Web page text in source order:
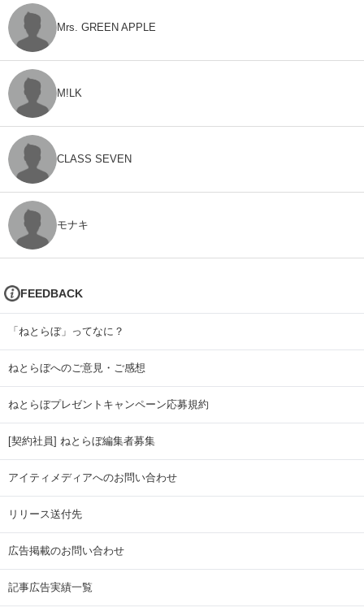
Mrs. GREEN APPLE
M!LK
CLASS SEVEN
モナキ
FEEDBACK
「ねとらぼ」ってなに？
ねとらぼへのご意見・ご感想
ねとらぼプレゼントキャンペーン応募規約
[契約社員] ねとらぼ編集者募集
アイティメディアへのお問い合わせ
リリース送付先
広告掲載のお問い合わせ
記事広告実績一覧